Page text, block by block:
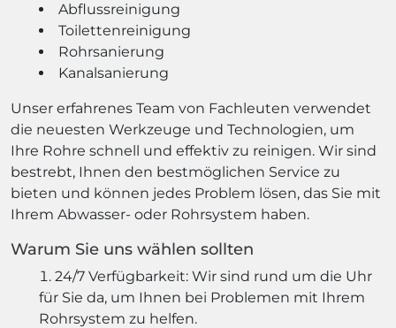
Abflussreinigung
Toilettenreinigung
Rohrsanierung
Kanalsanierung
Unser erfahrenes Team von Fachleuten verwendet
die neuesten Werkzeuge und Technologien, um
Ihre Rohre schnell und effektiv zu reinigen. Wir sind
bestrebt, Ihnen den bestmöglichen Service zu
bieten und können jedes Problem lösen, das Sie mit
Ihrem Abwasser- oder Rohrsystem haben.
Warum Sie uns wählen sollten
24/7 Verfügbarkeit: Wir sind rund um die Uhr
für Sie da, um Ihnen bei Problemen mit Ihrem
Rohrsystem zu helfen.